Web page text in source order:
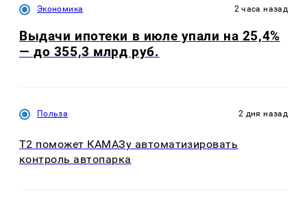
Экономика 2 часа назад
Выдачи ипотеки в июле упали на 25,4%
— до 355,3 млрд руб.
Польза 2 дня назад
T2 поможет КАМАЗу автоматизировать
контроль автопарка